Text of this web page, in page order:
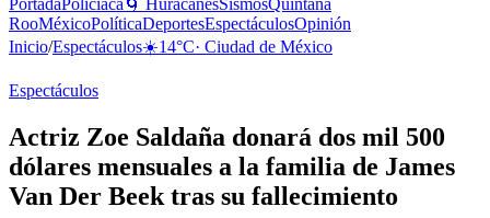
PortadaPoliciaca 🌀 HuracanesSismosQuintana
RooMéxicoPolíticaDeportesEspectáculosOpinión
Inicio/Espectáculos☀️14°C· Ciudad de México
Espectáculos
Actriz Zoe Saldaña donará dos mil 500
dólares mensuales a la familia de James
Van Der Beek tras su fallecimiento